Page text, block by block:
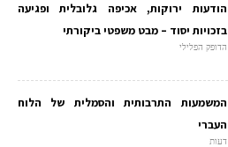
הודעות ירוקות, אכיפה גלובלית ופגיעה
בזכויות יסוד – מבט משפטי ביקורתי
הדופק הפלילי
המשמעות התרבותית והסמלית של הלוח
העברי
דעות